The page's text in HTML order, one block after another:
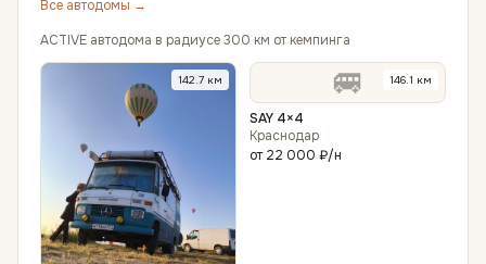
Все автодомы →
ACTIVE автодома в радиусе 300 км от кемпинга
142.7 км 🚐 146.1 км
SAY 4×4
Краснодар
от 22 000 ₽/н